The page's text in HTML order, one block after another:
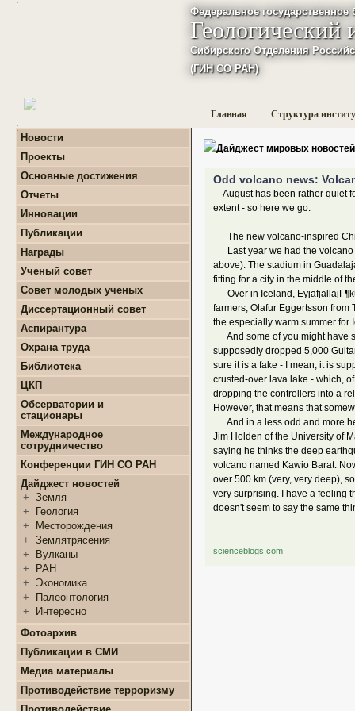
Федеральное
Сибирского Отделения
(ГИН СО РАН)
Главная Структура
:
Новости
Проекты
+
базовые проекты по
приоритетным
+ Гранты
+ Международные
+
Завершенные проекты.
Основные достижения
Отчеты
+
Фундаментальные
базовые проекты по
направлениям РАН
+ Программы Президиума
+ Программы Отделения
наук о Земле РАН
+
программы Сибирского
отделения РАН
Инновации
Публикации
+
Монографии
Награды
Ученый совет
Совет молодых ученых
+
+
Список молодых ученых
+
Положение о СМУ ГИН
СО РАН
+ ФЦП "ЖИЛИЩЕ"
+ Популяризация науки
Диссертационный совет
Аспирантура
+
деятельность
+ Информация для
поступающих
+ Поступление в ВУЗ
онлайн
+ Аттестация аспирантов
+ Личные кабинеты
аспирантов
+
Нормативные документы
+
Полезные ссылки
Охрана труда
Библиотека
ЦКП
+
+ Оборудование
+
образцов
+ Документы
Обсерватории и
стационары
+
+ Обсерватории
+
Стационары
+
Контакты
Международное
сотрудничество
Конференции ГИН СО РАН
Дайджест новостей
+ Земля
+
Геология
+
Месторождения
+ Землятрясения
+
Вулканы
+
РАН
+
Экономика
+
Палеонтология
+
Интересно
Фотоархив
Публикации в СМИ
Медиа материалы
Противодействие терроризму
Дайджест мировых
Odd volcano news:
August has been rather quiet
extent - so here we go:
The new volcano-inspired
Last year we had the volcano
above). The stadium in
fitting for a city in the middle of
Over in Iceland,
farmers, Olafur Eggertsson
the especially warm summer for
And some of you might have
supposedly dropped 5,000
sure it is a fake - I mean, it is
crusted-over lava lake - which,
dropping the controllers into a
However, that means that
And in a less odd and more
Jim Holden of the University of
saying he thinks the deep
volcano named Kawio Barat.
over 500 km (very, very deep),
very surprising. I have a feeling
doesn't seem to say the same
scienceblogs.com